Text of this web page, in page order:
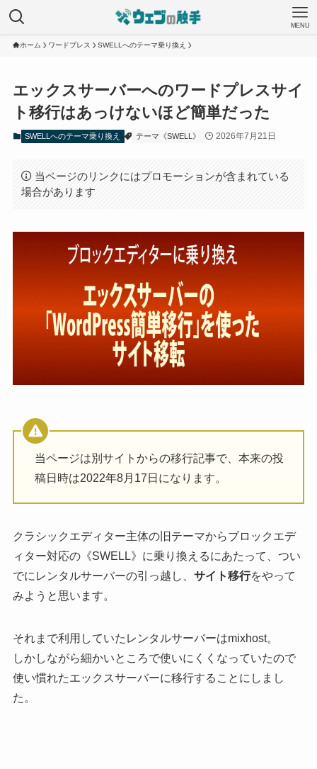
MENU
ホーム ワードプレス SWELLへのテーマ乗り換え
エックスサーバーへのワードプレスサイ
ト移行はあっけないほど簡単だった
SWELLへのテーマ乗り換え テーマ《SWELL》 2026年7月21日
当ページのリンクにはプロモーションが含まれている
場合があります
当ページは別サイトからの移行記事で、本来の投
稿日時は2022年8月17日になります。
クラシックエディター主体の旧テーマからブロックエデ
ィター対応の《SWELL》に乗り換えるにあたって、つい
でにレンタルサーバーの引っ越し、 サイト移行をやって
みようと思います。
それまで利用していたレンタルサーバーはmixhost。
しかしながら細かいところで使いにくくなっていたので
使い慣れたエックスサーバーに移行することにしまし
た。